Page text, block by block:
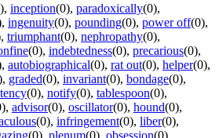
, inception(0), paradoxically(0),
, ingenuity(0), pounding(0), power off(0),
, triumphant(0), nephropathy(0),
(0), indebtedness(0), precarious(0),
, autobiographical(0), rat out(0), helper(0),
, graded(0), invariant(0), bondage(0),
(0), notify(0), tablespoon(0),
, advisor(0), oscillator(0), hound(0),
(0), infringement(0), liber(0),
(0), plenum(0), obsession(0),